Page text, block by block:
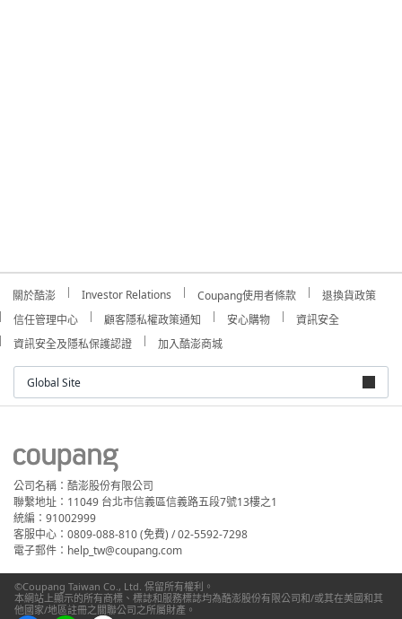
關於酷澎 Investor Relations Coupang使用者條款
退換貨政策
信任管理中心
顧客隱私權政策通知 安心購物
資訊安全
資訊安全及隱私保護認證
加入酷澎商城
Global Site
公司名稱：酷澎股份有限公司
聯繫地址：11049 台北市信義區信義路五段7號13樓之1
統編：91002999
客服中心：0809-088-810 (免費) / 02-5592-7298
電子郵件：help_tw@coupang.com
©Coupang Taiwan Co., Ltd. 保留所有權利。
本網站上顯示的所有商標、標誌和服務標誌均為酷澎股份有限公司和/或其在美國和其
他國家/地區註冊之關聯公司之所屬財產。